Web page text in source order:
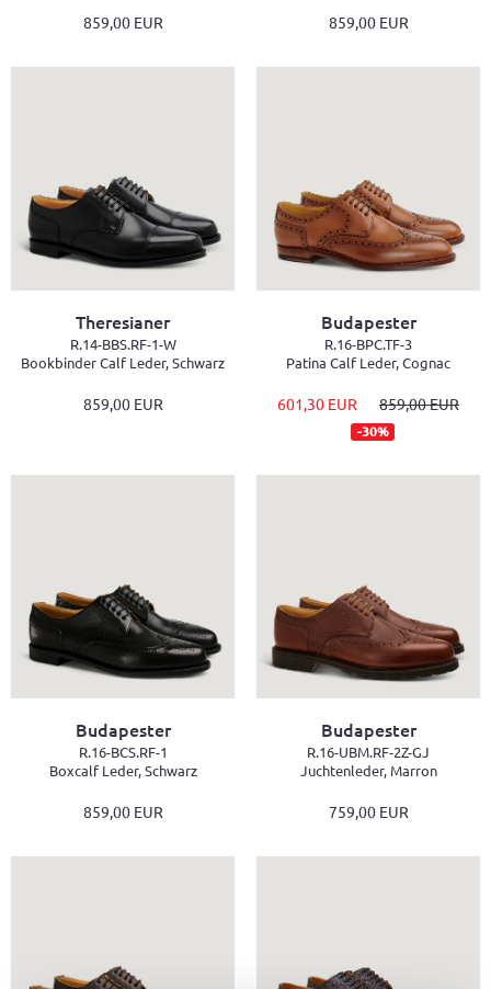
859,00 EUR 859,00 EUR
Theresianer
R.14-BBS.RF-1-W
Bookbinder Calf Leder, Schwarz
859,00 EUR
Budapester
R.16-BPC.TF-3
Patina Calf Leder, Cognac
601,30 EUR 859,00 EUR
-30%
Budapester
R.16-BCS.RF-1
Boxcalf Leder, Schwarz
859,00 EUR
Budapester
R.16-UBM.RF-2Z-GJ
Juchtenleder, Marron
759,00 EUR